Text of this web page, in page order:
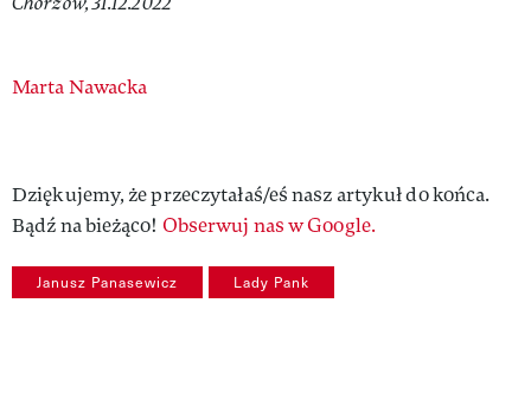
Authors
Marta Nawacka
Dziękujemy, że przeczytałaś/eś nasz artykuł do końca.
Bądź na bieżąco! Obserwuj nas w Google.
Janusz Panasewicz Lady Pank